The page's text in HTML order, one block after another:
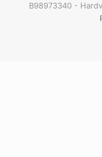
B98973340 -